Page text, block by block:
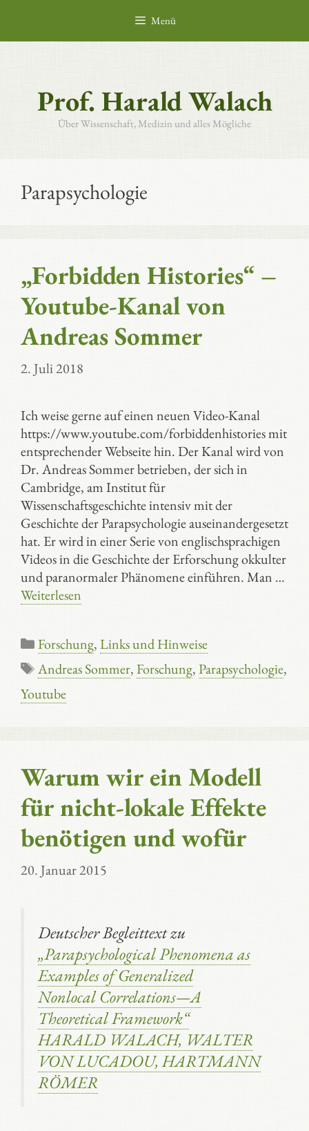
springen
Menü
Prof. Harald Walach
Über Wissenschaft, Medizin und alles Mögliche
Parapsychologie
„Forbidden Histories“ –
Youtube-Kanal von
Andreas Sommer
2. Juli 2018
Ich weise gerne auf einen neuen Video-Kanal
https://www.youtube.com/forbiddenhistories mit
entsprechender Webseite hin. Der Kanal wird von
Dr. Andreas Sommer betrieben, der sich in
Cambridge, am Institut für
Wissenschaftsgeschichte intensiv mit der
Geschichte der Parapsychologie auseinandergesetzt
hat. Er wird in einer Serie von englischsprachigen
Videos in die Geschichte der Erforschung okkulter
und paranormaler Phänomene einführen. Man …
Weiterlesen
Kategorien
Forschung,Links und Hinweise
Schlagwörter
Andreas Sommer,Forschung,Parapsychologie,
Youtube
Warum wir ein Modell
für nicht-lokale Effekte
benötigen und wofür
20. Januar 2015
Deutscher Begleittext zu
„Parapsychological Phenomena as
Examples of Generalized
Nonlocal Correlations—A
Theoretical Framework“
HARALD WALACH, WALTER
VON LUCADOU, HARTMANN
RÖMER